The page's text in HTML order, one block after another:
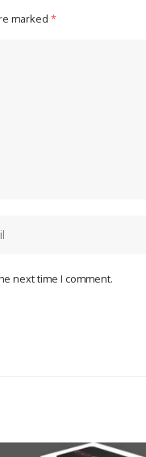
marked *
next time I comment.